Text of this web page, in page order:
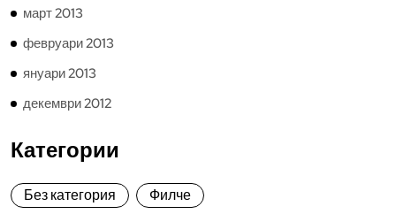
март 2013
февруари 2013
януари 2013
декември 2012
Категории
Без категория Филче